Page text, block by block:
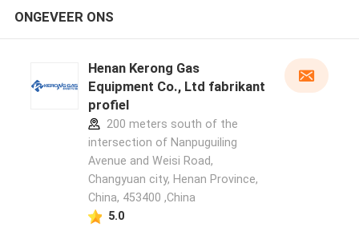
ONGEVEER ONS
Henan Kerong Gas
Equipment Co., Ltd fabrikant
profiel
200 meters south of the
intersection of Nanpuguiling
Avenue and Weisi Road,
Changyuan city, Henan Province,
China, 453400 ,China
5.0